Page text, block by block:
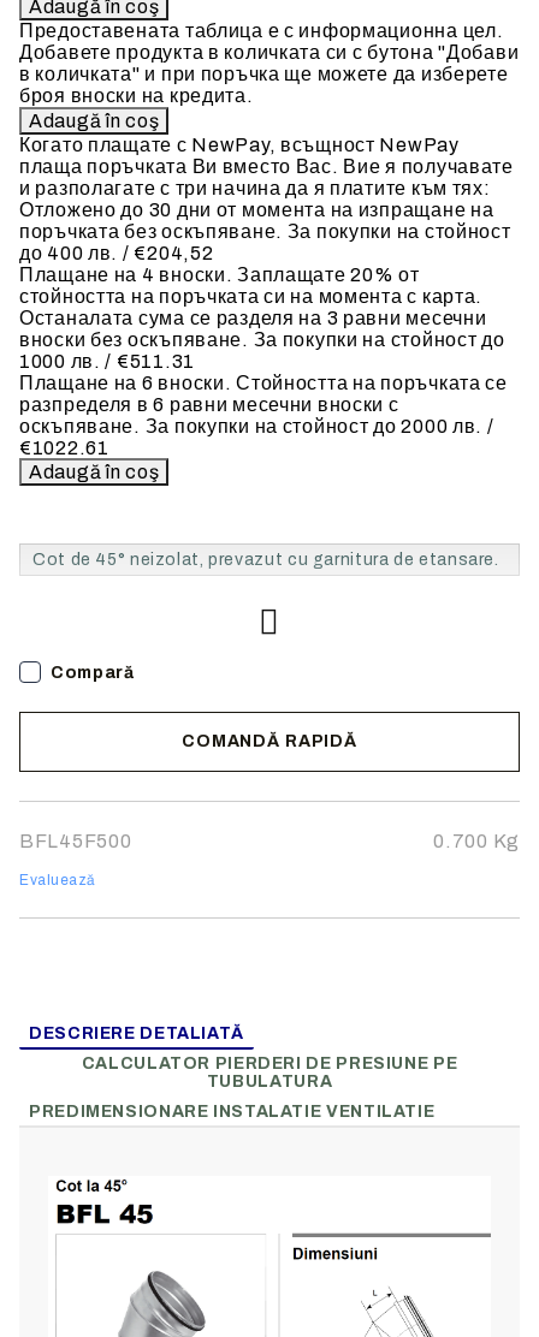
Cot de 45° neizolat, prevazut cu garnitura de etansare.
Предоставената таблица е с информационна цел.
Добавете продукта в количката си с бутона "Добави
в количката" и при поръчка ще можете да изберете
броя вноски на кредита.
Когато плащате с NewPay, всъщност NewPay
плаща поръчката Ви вместо Вас. Вие я получавате
и разполагате с три начина да я платите към тях:
Отложено до 30 дни от момента на изпращане на
поръчката без оскъпяване. За покупки на стойност
до 400 лв. / €204,52
Плащане на 4 вноски. Заплащате 20% от
стойността на поръчката си на момента с карта.
Останалата сума се разделя на 3 равни месечни
вноски без оскъпяване. За покупки на стойност до
1000 лв. / €511.31
Плащане на 6 вноски. Стойността на поръчката се
разпределя в 6 равни месечни вноски с
оскъпяване. За покупки на стойност до 2000 лв. /
€1022.61
COMANDĂ RAPIDĂ
Noi vă vom contacta pentru finalizarea comenzii.
BFL45F500 0.700 Kg
Evaluează
Compară
DESCRIERE DETALIATĂ
CALCULATOR PIERDERI DE PRESIUNE PE
TUBULATURA
PREDIMENSIONARE INSTALATIE VENTILATIE